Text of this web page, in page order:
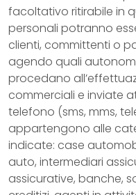
facoltativo ritirabile in
personali potranno
clienti, committenti o
agendo quali
procedano
commerciali e inviate
telefono (sms, mms,
appartengono alle
indicate: case
auto, intermediari
assicurative, banche,